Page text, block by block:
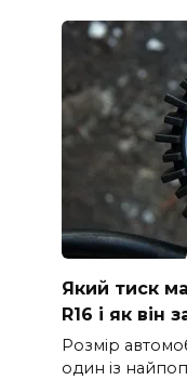
Який тиск
R16 і як він
Розмір
один із